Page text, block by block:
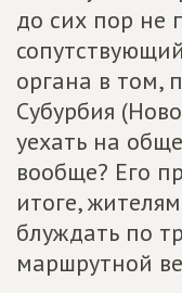
до сих пор не
органа в том,
Субурбия
уехать на
вообще? Его
итоге,
блуждать по
маршрутной